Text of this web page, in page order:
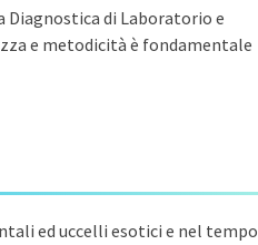
Diagnostica di Laboratorio e
e metodicità è fondamentale
ed uccelli esotici e nel tempo